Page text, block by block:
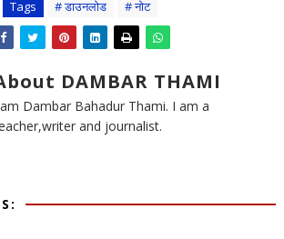
Tags # डाउनलाेड # नाेट
DAMBAR THAMI
Dambar Bahadur Thami. I am a
and journalist.